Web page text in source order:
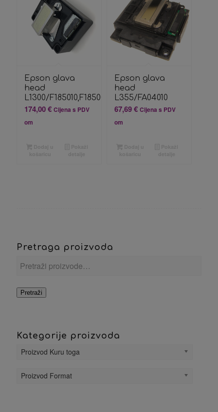
Epson glava
head
L1300/F185010,F185000,F185020
174,00€ Cijena s PDV
om
Epson glava
head
L355/FA04010
67,69€ Cijena s PDV
om
Pretraga proizvoda
Pretraži
Kategorije proizvoda
Proizvod Kuru toga
Proizvod Format